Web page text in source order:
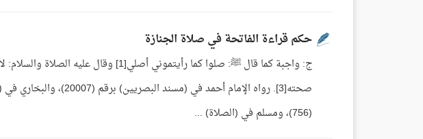
حكم قراءة الفاتحة في صلاة الجنازة
(756)، ومسلم في (الصلاة) ...